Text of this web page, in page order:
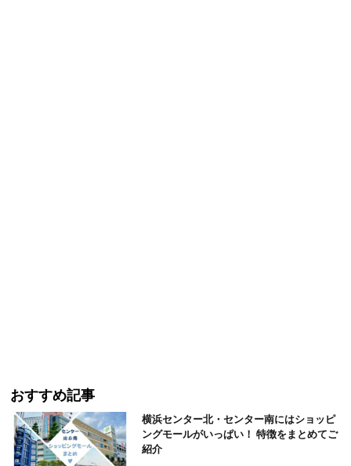
おすすめ記事
横浜センター北・センター南にはショッピ
ングモールがいっぱい！ 特徴をまとめてご
紹介